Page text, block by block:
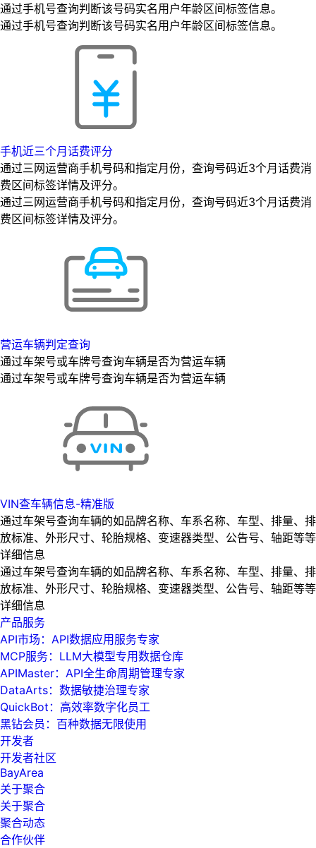
通过手机号查询判断该号码实名用户年龄区间标签信息。
通过手机号查询判断该号码实名用户年龄区间标签信息。
手机近三个月话费评分
通过三网运营商手机号码和指定月份，查询号码近3个月话费消
费区间标签详情及评分。
通过三网运营商手机号码和指定月份，查询号码近3个月话费消
费区间标签详情及评分。
营运车辆判定查询
通过车架号或车牌号查询车辆是否为营运车辆
通过车架号或车牌号查询车辆是否为营运车辆
VIN查车辆信息-精准版
通过车架号查询车辆的如品牌名称、车系名称、车型、排量、排
放标准、外形尺寸、轮胎规格、变速器类型、公告号、轴距等等
详细信息
通过车架号查询车辆的如品牌名称、车系名称、车型、排量、排
放标准、外形尺寸、轮胎规格、变速器类型、公告号、轴距等等
详细信息
产品服务
API市场：API数据应用服务专家
MCP服务：LLM大模型专用数据仓库
APIMaster：API全生命周期管理专家
DataArts：数据敏捷治理专家
QuickBot：高效率数字化员工
黑钻会员：百种数据无限使用
开发者
开发者社区
BayArea
关于聚合
关于聚合
聚合动态
合作伙伴